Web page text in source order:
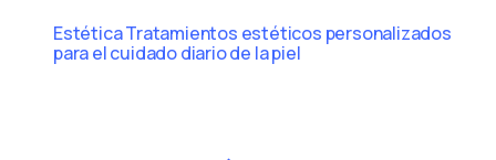
EstéticaTratamientos estéticos personalizados
para el cuidado diario de la piel